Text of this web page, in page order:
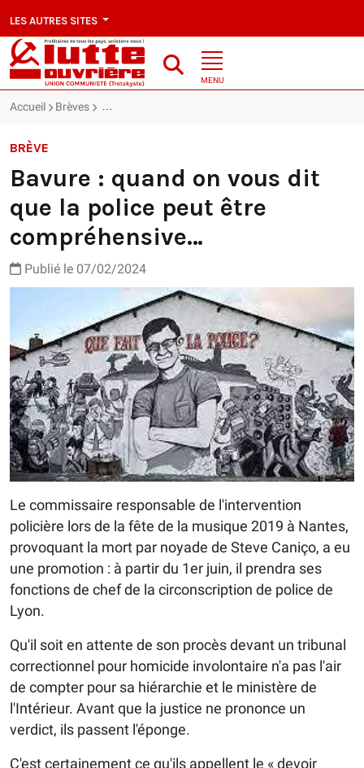
LES AUTRES SITES
MENU
Accueil Brèves Bavure : quand on vous dit que la police peut être
BRÈVE
Bavure : quand on vous dit
que la police peut être
compréhensive…
Publié le 07/02/2024
Le commissaire responsable de l'intervention
policière lors de la fête de la musique 2019 à Nantes,
provoquant la mort par noyade de Steve Caniço, a eu
une promotion : à partir du 1er juin, il prendra ses
fonctions de chef de la circonscription de police de
Lyon.
Qu'il soit en attente de son procès devant un tribunal
correctionnel pour homicide involontaire n'a pas l'air
de compter pour sa hiérarchie et le ministère de
l'Intérieur. Avant que la justice ne prononce un
verdict, ils passent l'éponge.
C'est certainement ce qu'ils appellent le « devoir